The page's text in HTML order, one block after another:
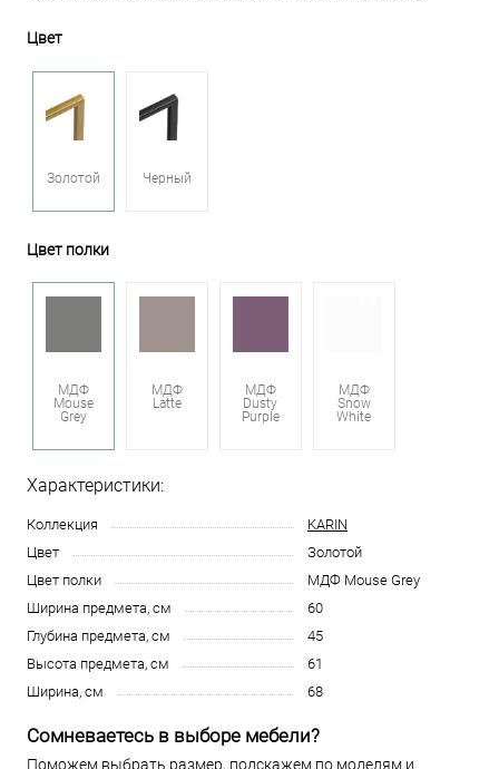
Цвет
Золотой Черный
Цвет полки
МДФ
Mouse
Grey
МДФ
Latte
МДФ
Dusty
Purple
МДФ
Snow
White
Характеристики:
Коллекция
KARIN
Цвет
Золотой
Цвет полки
МДФ Mouse Grey
Ширина предмета, см
60
Глубина предмета, см
45
Высота предмета, см
61
Ширина, см
68
Сомневаетесь в выборе мебели?
Поможем выбрать размер, подскажем по моделям и